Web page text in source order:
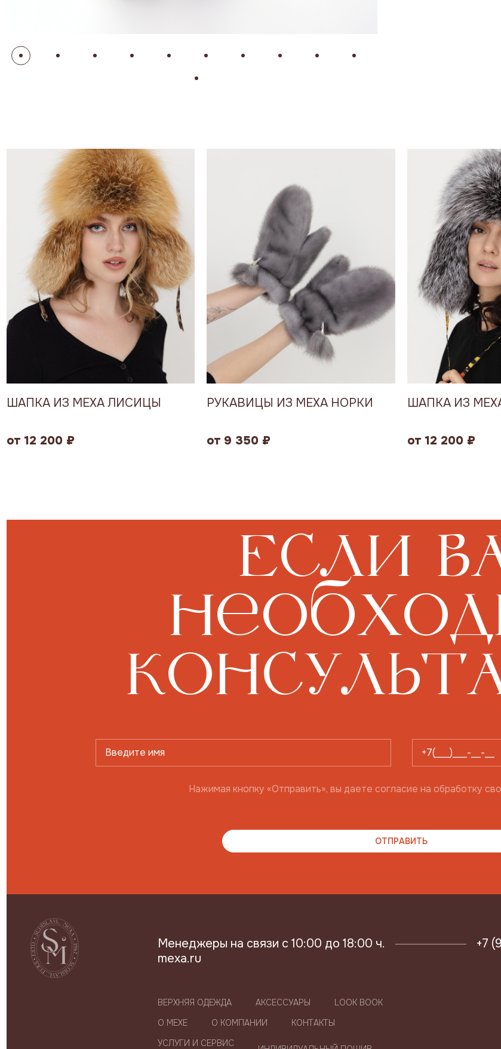
ШАПКА ИЗ МЕХА ЛИСИЦЫ
от 12 200 ₽
РУКАВИЦЫ ИЗ МЕХА НОРКИ
от 9 350 ₽
ШАПКА ИЗ
от 12 200 ₽
Если
Нажимая кнопку «Отправить», вы даете согласие на обработку
Менеджеры на связи с 10:00 до 18:00 ч. +7
mexa.ru
ВЕРХНЯЯ ОДЕЖДА АКСЕССУАРЫ
LOOK BOOK
О МЕХЕ
О КОМПАНИИ
КОНТАКТЫ
УСЛУГИ И СЕРВИС